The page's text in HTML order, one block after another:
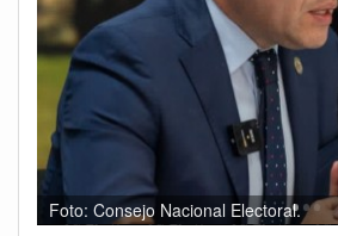
Foto: Consejo Nacional Electoral.